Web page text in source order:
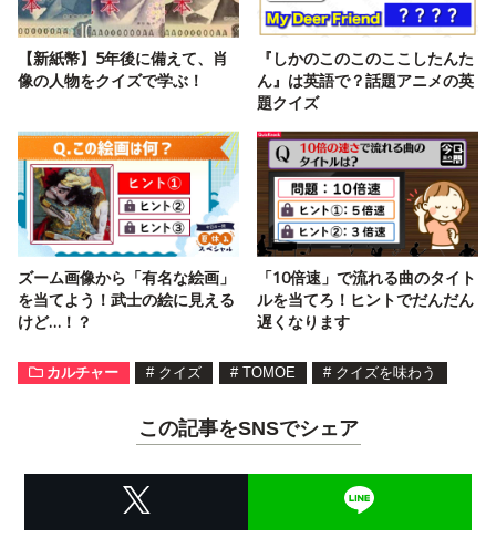
【新紙幣】5年後に備えて、肖
像の人物をクイズで学ぶ！
『しかのこのこのここしたんた
ん』は英語で？話題アニメの英
題クイズ
ズーム画像から「有名な絵画」
を当てよう！武士の絵に見える
けど…！？
「10倍速」で流れる曲のタイト
ルを当てろ！ヒントでだんだん
遅くなります
カルチャー # クイズ # TOMOE # クイズを味わう
この記事をSNSでシェア